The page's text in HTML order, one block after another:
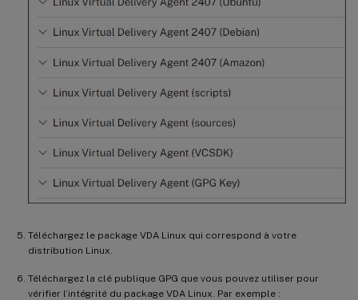
Téléchargez le package VDA Linux qui correspond à votre
distribution Linux.
Téléchargez la clé publique GPG que vous pouvez utiliser pour
vérifier l’intégrité du package VDA Linux. Par exemple :